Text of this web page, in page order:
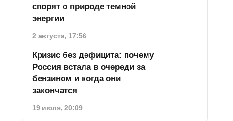
спорят о природе темной
энергии
2 августа, 17:56
Кризис без дефицита: почему
Россия встала в очереди за
бензином и когда они
закончатся
19 июля, 20:09